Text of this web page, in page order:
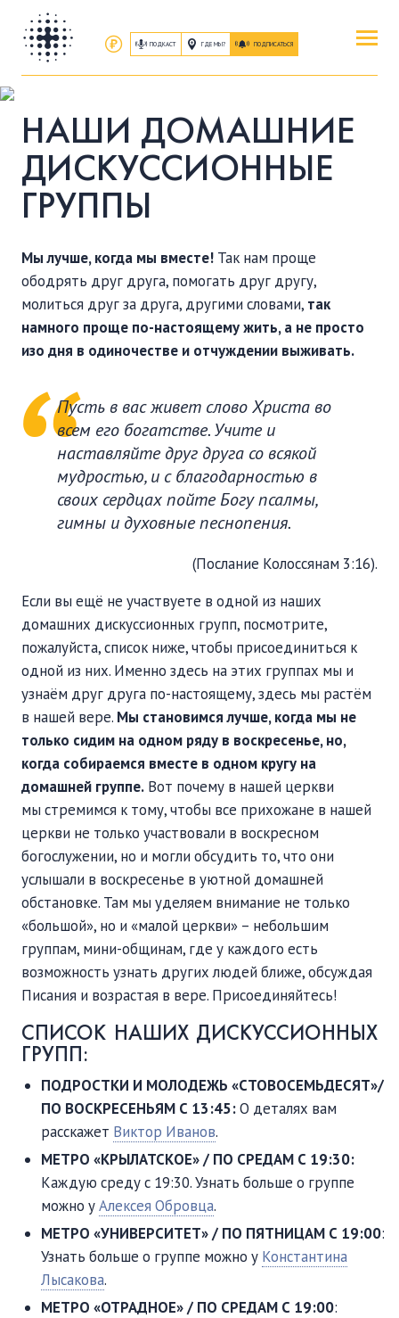
ПОДКАСТ ГДЕ МЫ? ПОДПИСАТЬСЯ
ОБ ИИСУСЕ ХРИСТЕ
ПОСЕТИТЬ
ПРИСОЕДИНИТЬСЯ
ЗАНЯТИЯ |ГРУППЫ|СЛУЖЕНИЯ
ПОСЛУШАТЬ
ЗАПИСИ БОГОСЛУЖЕНИЙ
ПОДДЕРЖАТЬ
ВРЕМЯ|ДЕНЬГИ
НАШИ ДОМАШНИЕ
ДИСКУССИОННЫЕ
ГРУППЫ
Мы лучше, когда мы вместе! Так нам проще
ободрять друг друга, помогать друг другу,
молиться друг за друга, другими словами, так
намного проще по-настоящему жить, а не просто
изо дня в одиночестве и отчуждении выживать.
Пусть в вас живет слово Христа во
всем его богатстве. Учите и
наставляйте друг друга со всякой
мудростью, и с благодарностью в
своих сердцах пойте Богу псалмы,
гимны и духовные песнопения.
(Послание Колоссянам 3:16).
Если вы ещё не участвуете в одной из наших
домашних дискуссионных групп, посмотрите,
пожалуйста, список ниже, чтобы присоединиться к
одной из них. Именно здесь на этих группах мы и
узнаём друг друга по-настоящему, здесь мы растём
в нашей вере. Мы становимся лучше, когда мы не
только сидим на одном ряду в воскресенье, но,
когда собираемся вместе в одном кругу на
домашней группе. Вот почему в нашей церкви
мы стремимся к тому, чтобы все прихожане в нашей
церкви не только участвовали в воскресном
богослужении, но и могли обсудить то, что они
услышали в воскресенье в уютной домашней
обстановке. Там мы уделяем внимание не только
«большой», но и «малой церкви» – небольшим
группам, мини-общинам, где у каждого есть
возможность узнать других людей ближе, обсуждая
Писания и возрастая в вере. Присоединяйтесь!
СПИСОК НАШИХ ДИСКУССИОННЫХ
ГРУПП:
ПОДРОСТКИ И МОЛОДЕЖЬ «СТОВОСЕМЬДЕСЯТ»/
ПО ВОСКРЕСЕНЬЯМ С 13:45:О деталях вам
расскажет Виктор Иванов.
МЕТРО «КРЫЛАТСКОЕ» / ПО СРЕДАМ С 19:30:
Каждую среду с 19:30. Узнать больше о группе
можно уАлексея Обровца.
МЕТРО «УНИВЕРСИТЕТ» / ПО ПЯТНИЦАМ С 19:00:
Узнать больше о группе можно у Константина
Лысакова.
МЕТРО «ОТРАДНОЕ» / ПО СРЕДАМ С 19:00: